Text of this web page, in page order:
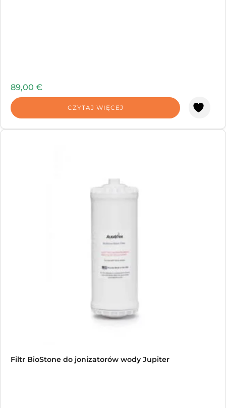
89,00 €
CZYTAJ WIĘCEJ
Filtr BioStone do jonizatorów wody Jupiter